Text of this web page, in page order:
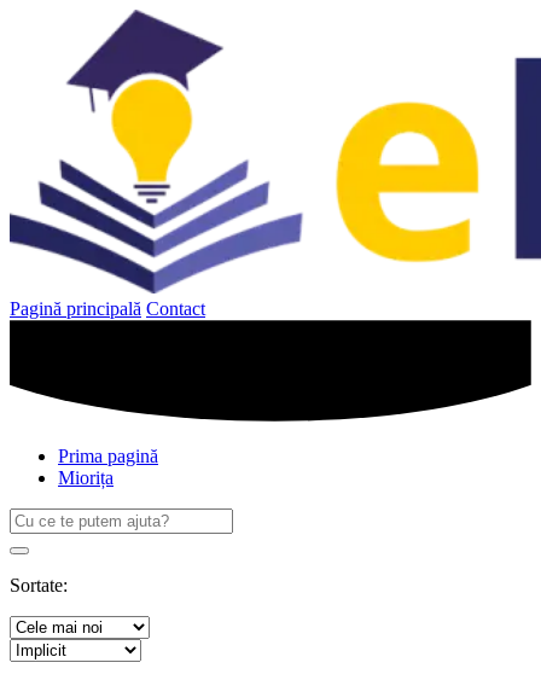
Pagină principală Contact
Prima pagină
Miorița
Caută
după:
Search
Sortate: